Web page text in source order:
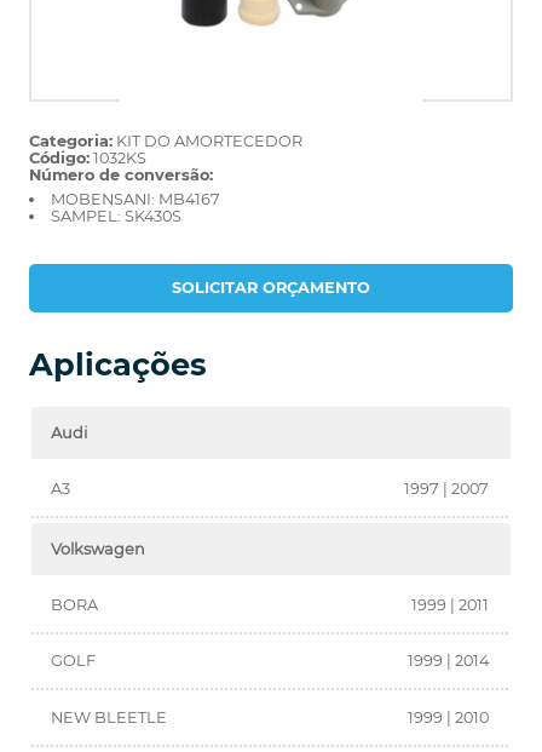
Categoria: KIT DO AMORTECEDOR
Código: 1032KS
Número de conversão:
MOBENSANI: MB4167
SAMPEL: SK430S
SOLICITAR ORÇAMENTO
Aplicações
Audi
A3 1997 | 2007
Volkswagen
BORA 1999 | 2011
GOLF 1999 | 2014
NEW BLEETLE 1999 | 2010